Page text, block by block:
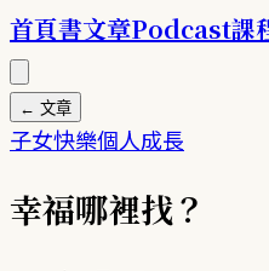
首頁書文章Podcast課
← 文章
子女快樂個人成長
幸福哪裡找？